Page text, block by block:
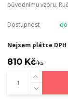
původnímu vzoru.
Dostupnost
Nejsem plátce DPH
810 Kč/ks